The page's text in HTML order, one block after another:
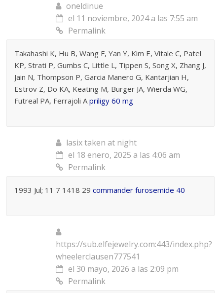
oneldinue
el 11 noviembre, 2024 a las 7:55 am
Permalink
Takahashi K, Hu B, Wang F, Yan Y, Kim E, Vitale C, Patel
KP, Strati P, Gumbs C, Little L, Tippen S, Song X, Zhang J,
Jain N, Thompson P, Garcia Manero G, Kantarjian H,
Estrov Z, Do KA, Keating M, Burger JA, Wierda WG,
Futreal PA, Ferrajoli Apriligy 60 mg
lasix taken at night
el 18 enero, 2025 a las 4:06 am
Permalink
1993 Jul; 11 7 1418 29commander furosemide 40
https://sub.elfejewelry.com:443/index.php?
wheelerclausen777541
el 30 mayo, 2026 a las 2:09 pm
Permalink